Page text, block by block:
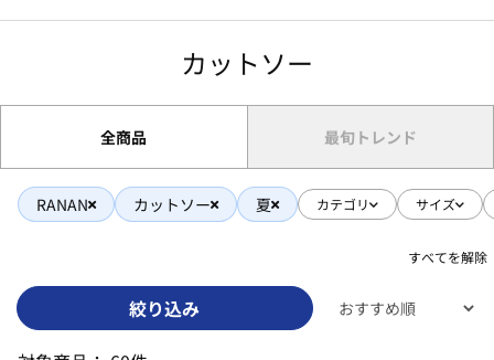
カットソー
全商品 最旬トレンド
RANAN カットソー 夏 カテゴリ サイズ
すべてを解除
絞り込み